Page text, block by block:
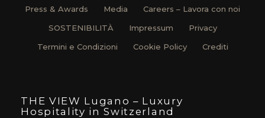
Press & Awards
Media
Careers – Lavora con noi
SOSTENIBILITÀ
Impressum
Privacy
Termini e Condizioni
Cookie Policy Crediti
THE VIEW Lugano – Luxury
Hospitality in Switzerland